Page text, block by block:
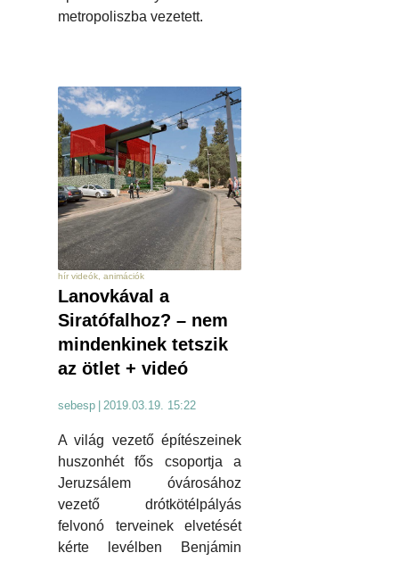
metropoliszba vezetett.
hír videók, animációk
Lanovkával a
Siratófalhoz? – nem
mindenkinek tetszik
az ötlet + videó
sebesp 2019.03.19. 15:22
A világ vezető építészeinek
huszonhét fős csoportja a
Jeruzsálem óvárosához
vezető drótkötélpályás
felvonó terveinek elvetését
kérte levélben Benjámin